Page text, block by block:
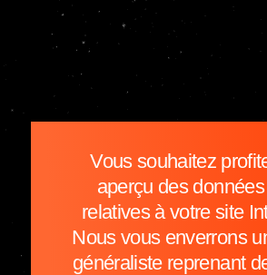
Vous souhaitez
aperçu des
relatives à votre site
Nous vous enverrons
généraliste reprenant